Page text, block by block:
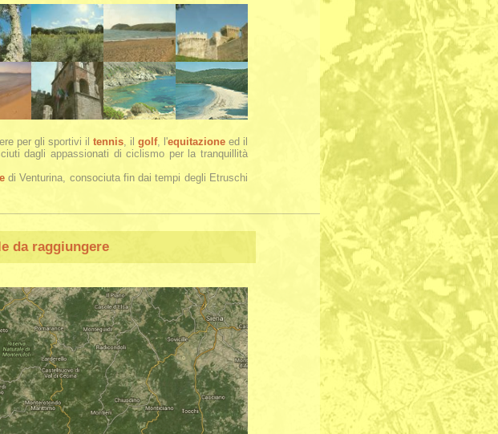
per gli sportivi il tennis, il golf, l'equitazioneed il
dagli appassionati di ciclismo per la tranquillità
di Venturina, consociuta fin dai tempi degli Etruschi
da raggiungere